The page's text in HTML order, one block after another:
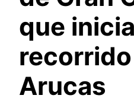
que
Arucas